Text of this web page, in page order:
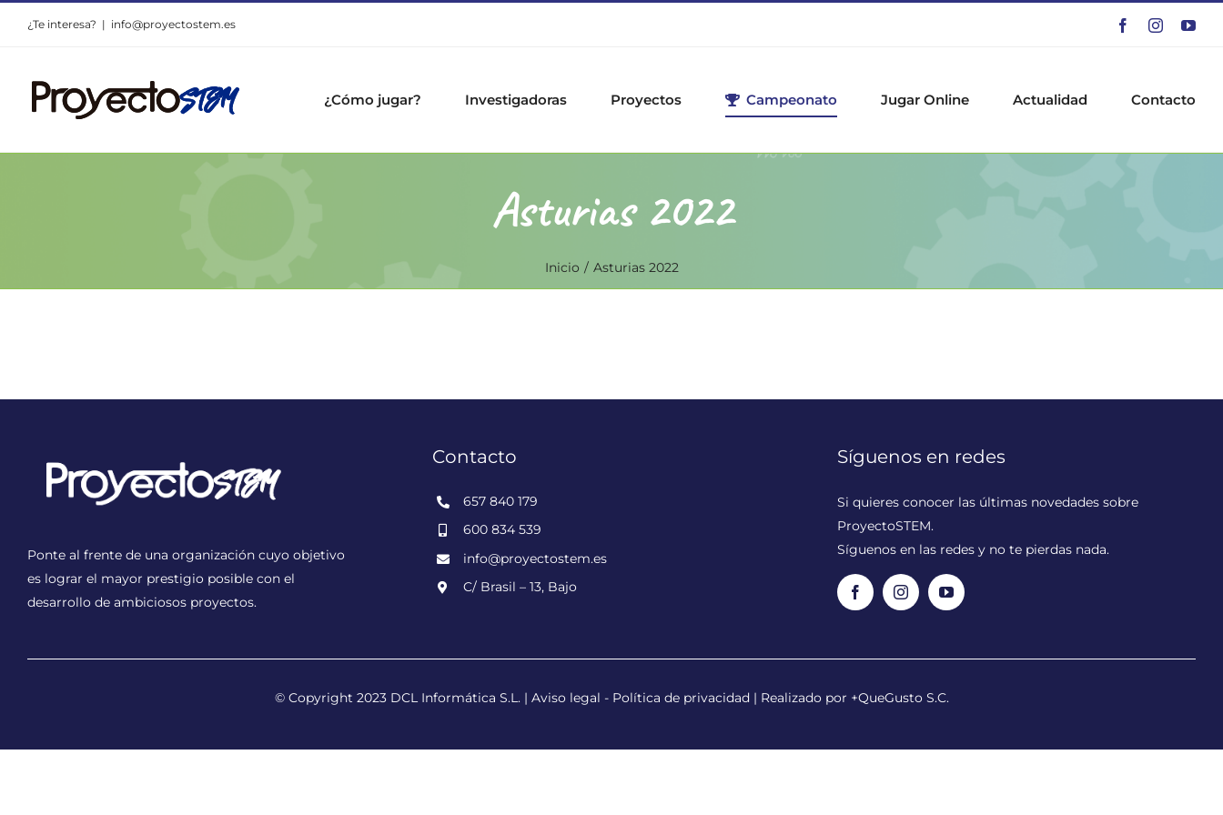
¿Te interesa? | info@proyectostem.es FacebookInstagram
¿Cómo jugar? Investigadoras Proyectos Campeonato Jugar Online Actualidad Contacto
Asturias 2022
Inicio Asturias 2022
Ponte al frente de una organización cuyo objetivo
es lograr el mayor prestigio posible con el
desarrollo de ambiciosos proyectos.
Contacto
657 840 179
600 834 539
info@proyectostem.es
C/ Brasil – 13, Bajo
Síguenos en redes
Si quieres conocer las últimas novedades sobre
ProyectoSTEM.
Síguenos en las redes y no te pierdas nada.
© Copyright 2023 DCL Informática S.L. | Aviso legal - Política de privacidad| Realizado por +QueGusto S.C.